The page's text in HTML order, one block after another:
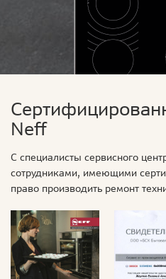
Neff
С специалисты сервисного
сотрудниками, имеющими
право производить ремонт